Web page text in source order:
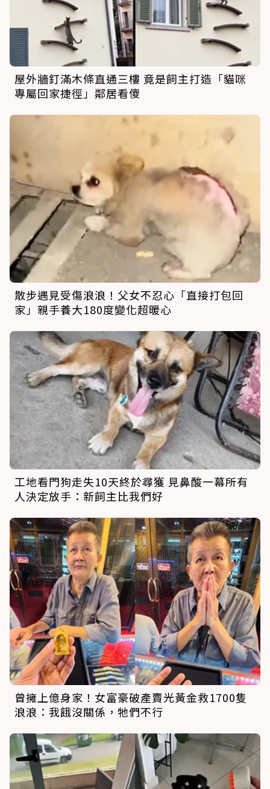
屋外牆釘滿木條直通三樓 竟是飼主打造「貓咪
專屬回家捷徑」鄰居看傻
散步遇見受傷浪浪！父女不忍心「直接打包回
家」親手養大180度變化超暖心
工地看門狗走失10天終於尋獲 見鼻酸一幕所有
人決定放手：新飼主比我們好
曾擁上億身家！女富豪破產賣光黃金救1700隻
浪浪：我餓沒關係，牠們不行